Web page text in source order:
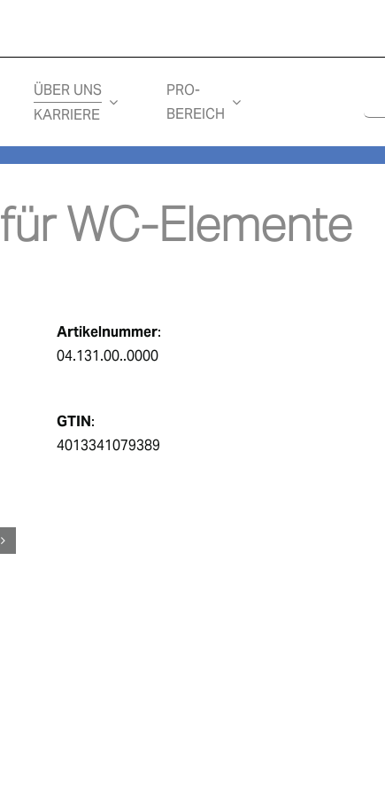
ÜBER UNS
KARRIERE
PRO-
BEREICH
WC-Elemente
Artikelnummer:
04.131.00..0000
GTIN:
4013341079389